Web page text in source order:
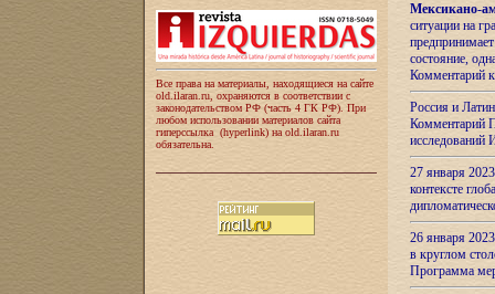
Все права на материалы, находящиеся на сайте
old.ilaran.ru, охраняются в соответствии с
законодательством РФ (часть 4 ГК РФ). При
любом использовании материалов сайта
гиперссылка (hyperlink) на old.ilaran.ru
обязательна.
Мексикано-
ситуации на
состояние,
Комментарий
Россия и
Комментарий
27 января
контексте
26 января
в круглом
Программа